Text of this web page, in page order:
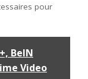
pour
BeIN
Video